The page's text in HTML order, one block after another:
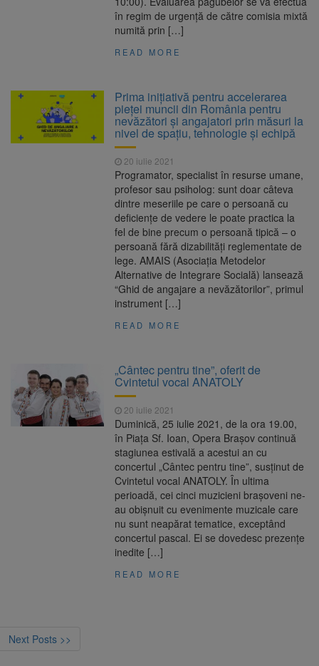
în regim de urgență de către comisia mixtă
numită prin […]
READ MORE
Prima inițiativă pentru accelerarea
pieței muncii din România pentru
nevăzători și angajatori prin măsuri la
nivel de spațiu, tehnologie și echipă
20 iulie 2021
Programator, specialist în resurse umane,
profesor sau psiholog: sunt doar câteva
dintre meseriile pe care o persoană cu
deficiențe de vedere le poate practica la
fel de bine precum o persoană tipică – o
persoană fără dizabilități reglementate de
lege. AMAIS (Asociația Metodelor
Alternative de Integrare Socială) lansează
“Ghid de angajare a nevăzătorilor”, primul
instrument […]
READ MORE
„Cântec pentru tine”, oferit de
Cvintetul vocal ANATOLY
20 iulie 2021
Duminică, 25 iulie 2021, de la ora 19.00,
în Piața Sf. Ioan, Opera Brașov continuă
stagiunea estivală a acestui an cu
concertul „Cântec pentru tine”, susținut de
Cvintetul vocal ANATOLY. În ultima
perioadă, cei cinci muzicieni brașoveni ne-
au obișnuit cu evenimente muzicale care
nu sunt neapărat tematice, exceptând
concertul pascal. Ei se dovedesc prezențe
inedite […]
READ MORE
Next Posts >>